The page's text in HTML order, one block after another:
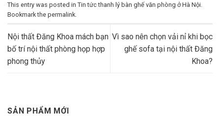
SẢN PHẨM MỚI
This entry was posted in Tin tức thanh lý bàn ghế văn phòng ở Hà Nội
Bookmark the permalink
Nội thất Đăng Khoa mách bạn
bố trí nội thất phòng họp hợp
phong thủy
Vì sao nên chọn vải nỉ khi bọc
ghế sofa tại nội thất Đăng
Khoa?